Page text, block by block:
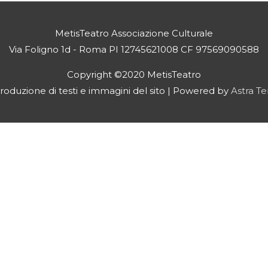
MetisTeatro Associazione Culturale
Via Foligno 1d - Roma PI 12745621008 CF 97569090588
Copyright ©2020 MetisTeatro
di testi e immagini del sito | Powered by Astra